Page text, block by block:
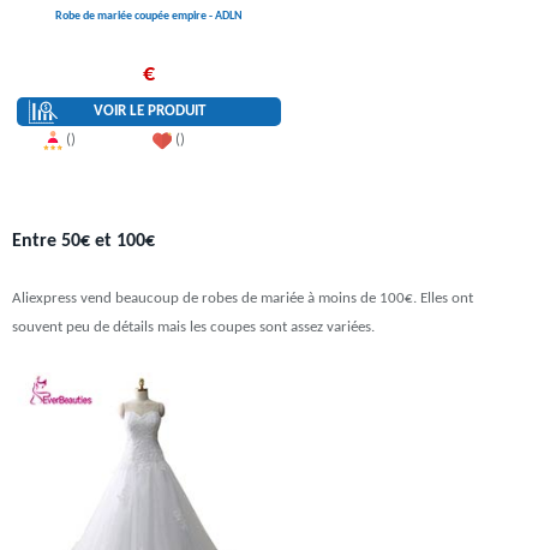
Robe de mariée coupée empire - ADLN
€
VOIR LE PRODUIT
()
()
Entre 50€ et 100€
Aliexpress vend beaucoup de robes de mariée à moins de 100€. Elles ont
souvent peu de détails mais les coupes sont assez variées.